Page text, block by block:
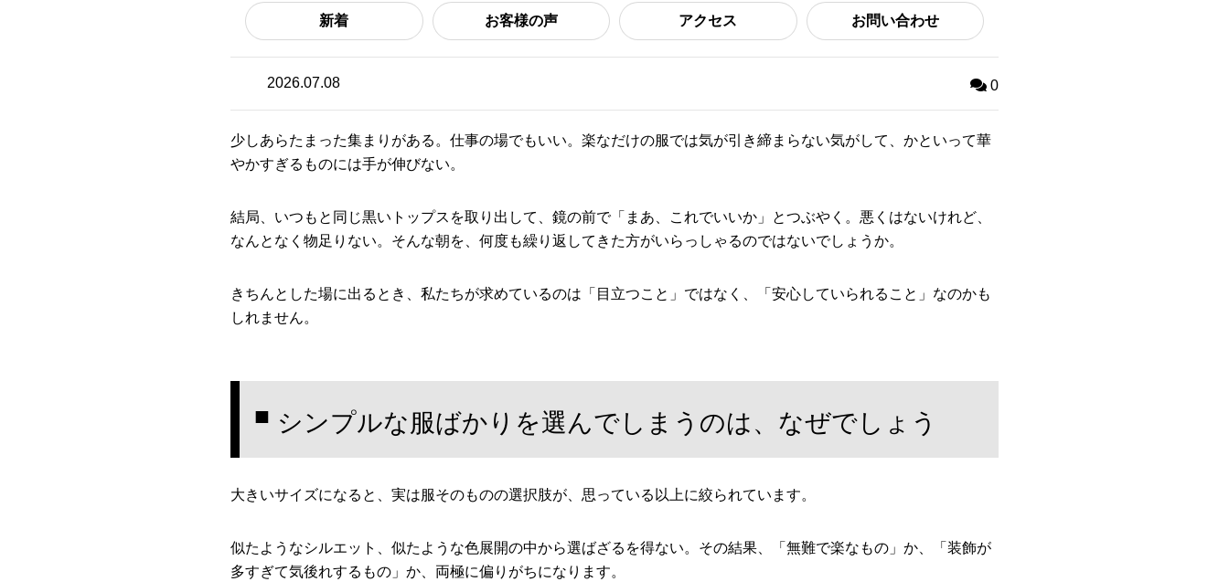
新着 お客様の声 アクセス お問い合わせ
2026.07.08 0
少しあらたまった集まりがある。仕事の場でもいい。楽なだけの服では気が引き締まらない気がして、かといって華
やかすぎるものには手が伸びない。
結局、いつもと同じ黒いトップスを取り出して、鏡の前で「まあ、これでいいか」とつぶやく。悪くはないけれど、
なんとなく物足りない。そんな朝を、何度も繰り返してきた方がいらっしゃるのではないでしょうか。
きちんとした場に出るとき、私たちが求めているのは「目立つこと」ではなく、「安心していられること」なのかも
しれません。
■ シンプルな服ばかりを選んでしまうのは、なぜでしょう
大きいサイズになると、実は服そのものの選択肢が、思っている以上に絞られています。
似たようなシルエット、似たような色展開の中から選ばざるを得ない。その結果、「無難で楽なもの」か、「装飾が
多すぎて気後れするもの」か、両極に偏りがちになります。